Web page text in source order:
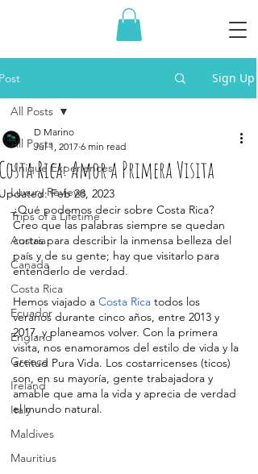
Sign Up
All Posts
Unique Experiences
Luxury Reviews
Trips of a Lifetime
Austria
Canada
Costa Rica
Ecuador
England
Greece
Ireland
Italy
Maldives
Mauritius
All Posts
Rica: Amor a Primera Visita
D Marino
Jul 1, 2017 6 min read
Feb 28, 2023
¿Qué podemos decir sobre Costa Rica?
Creo que las palabras siempre se quedan
cortas para describir la inmensa belleza del
país y de su gente; hay que visitarlo para
entenderlo de verdad.
Hemos viajado a Costa Rica todos los
veranos durante cinco años, entre 2013 y
2017, y planeamos volver. Con la primera
visita, nos enamoramos del estilo de vida y la
actitud Pura Vida. Los costarricenses (ticos)
son, en su mayoría, gente trabajadora y
amable que ama la vida y aprecia de verdad
el mundo natural.